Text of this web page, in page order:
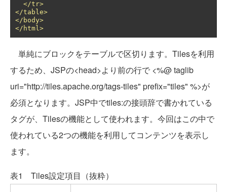
</tr>
</table>
</body>
</html>
単純にブロックをテーブルで区切ります。Tilesを利用
するため、JSPの<head>より前の行で <%@ taglib
uri="http://tiles.apache.org/tags-tiles" prefix="tiles" %>が
必須となります。JSP中でtiles:の接頭辞で書かれている
タグが、Tilesの機能として使われます。今回はこの中で
使われている2つの機能を利用してコンテンツを表示し
ます。
表1 Tiles設定項目（抜粋）